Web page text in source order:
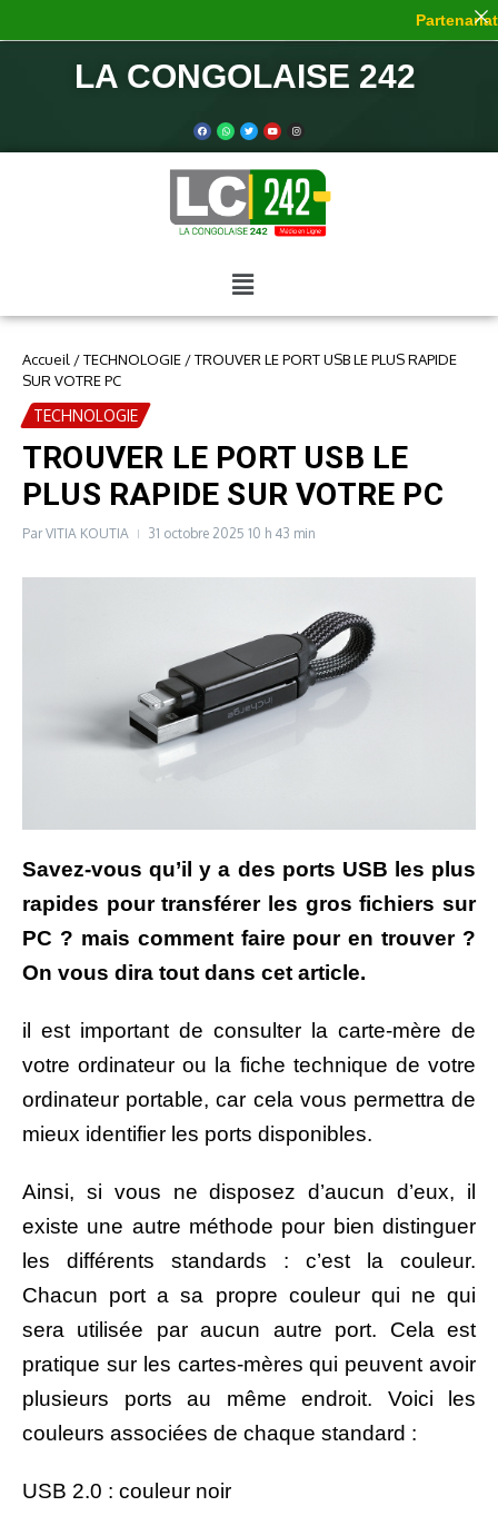
LA CONGOLAISE 242
Accueil /TECHNOLOGIE /TROUVER LE PORT USB LE PLUS RAPIDE
SUR VOTRE PC
TECHNOLOGIE
TROUVER LE PORT USB LE
PLUS RAPIDE SUR VOTRE PC
ParVITIA KOUTIA 31 octobre 2025 10 h 43 min
Savez-vous qu’il y a des ports USB les plus
rapides pour transférer les gros fichiers sur
PC ? mais comment faire pour en trouver ?
On vous dira tout dans cet article.
il est important de consulter la carte-mère de
votre ordinateur ou la fiche technique de votre
ordinateur portable, car cela vous permettra de
mieux identifier les ports disponibles.
Ainsi, si vous ne disposez d’aucun d’eux, il
existe une autre méthode pour bien distinguer
les différents standards : c’est la couleur.
Chacun port a sa propre couleur qui ne qui
sera utilisée par aucun autre port. Cela est
pratique sur les cartes-mères qui peuvent avoir
plusieurs ports au même endroit. Voici les
couleurs associées de chaque standard :
USB 2.0 : couleur noir
Partenariat